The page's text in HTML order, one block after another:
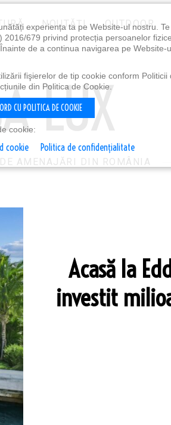
NOUTĂȚI OUTDOOR
AMENAJĂRI DIN ROMÂNIA
Acasă la
investit
experiența ta pe Website-ul nostru.
679 privind protecția persoanelor
de a continua navigarea pe
fişierelor de tip cookie conform
din Politica de Cookie.
CU POLITICA DE COOKIE
cookie:
cookie Politica de confidențialitate